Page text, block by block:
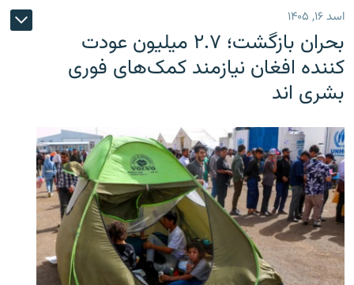
اسد ۱۶, ۱۴۰۵
بحران بازگشت؛ ۲.۷ میلیون عودت
کننده افغان نیازمند کمک‌های فوری
بشری اند